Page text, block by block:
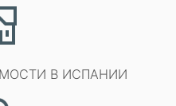
В ИСПАНИИ